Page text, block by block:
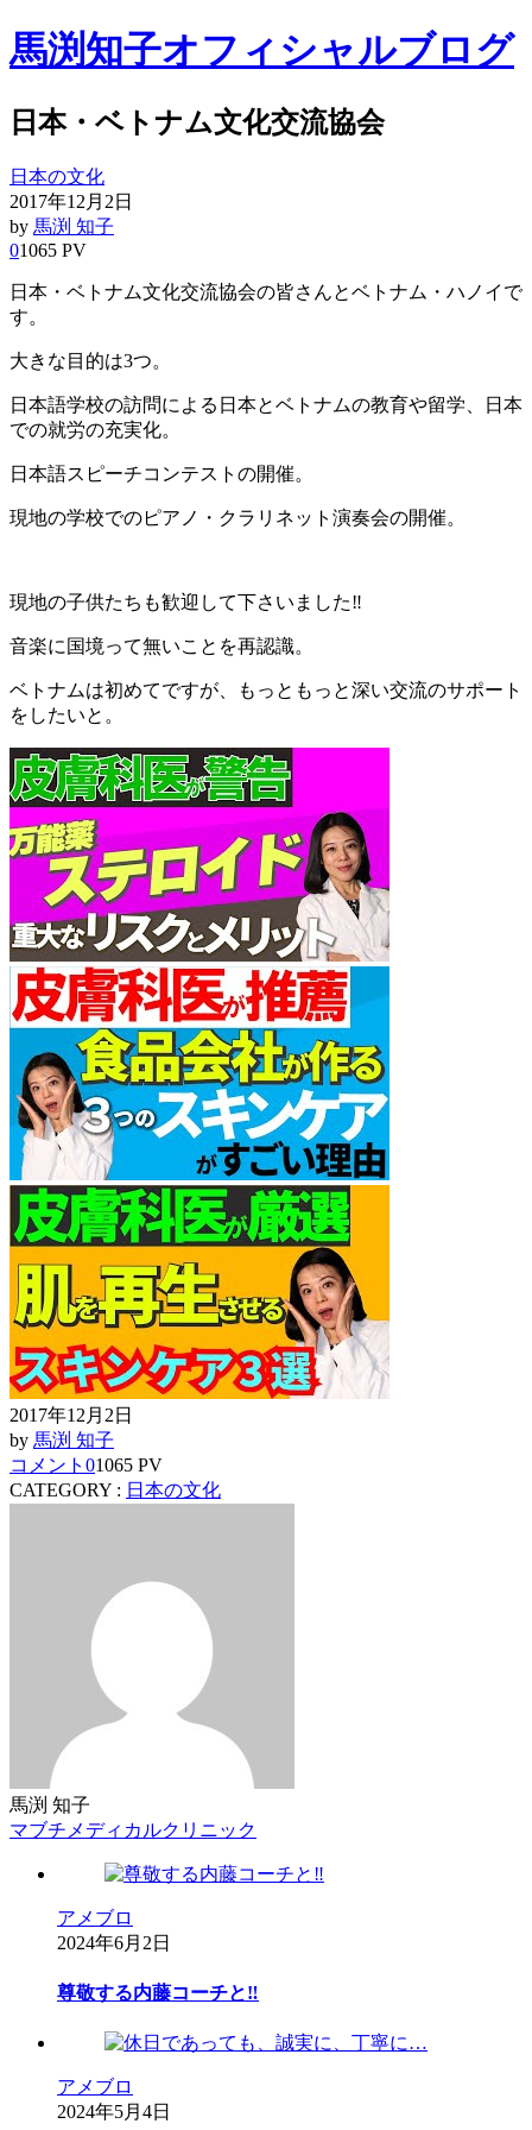
馬渕知子オフィシャルブログ
日本・ベトナム文化交流協会
日本の文化
2017年12月2日
by 馬渕 知子
01065 PV
日本・ベトナム文化交流協会の皆さんとベトナム・ハノイで
す。
大きな目的は3つ。
日本語学校の訪問による日本とベトナムの教育や留学、日本
での就労の充実化。
日本語スピーチコンテストの開催。
現地の学校でのピアノ・クラリネット演奏会の開催。
現地の子供たちも歓迎して下さいました‼︎
音楽に国境って無いことを再認識。
ベトナムは初めてですが、もっともっと深い交流のサポート
をしたいと。
2017年12月2日
by 馬渕 知子
コメント 01065 PV
CATEGORY : 日本の文化
馬渕 知子
マブチメディカルクリニック
アメブロ
2024年6月2日
尊敬する内藤コーチと‼︎
アメブロ
2024年5月4日